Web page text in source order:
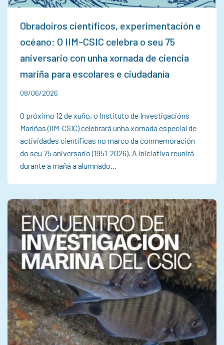
Obradoiros científicos, experimentación e
océano: O IIM-CSIC celebra o seu 75
aniversario con unha xornada de ciencia
mariña para escolares e ciudadanía
08/06/2026
O próximo 12 de xuño, o Instituto de Investigacións
Mariñas (IIM-CSIC) celebrará unha xornada especial de
actividades científicas no marco da conmemoración
do seu 75 aniversario (1951-2026). A iniciativa reunirá
durante a mañá a alumnado…